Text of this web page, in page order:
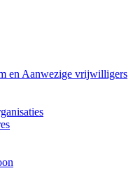
en Aanwezige vrijwilligers